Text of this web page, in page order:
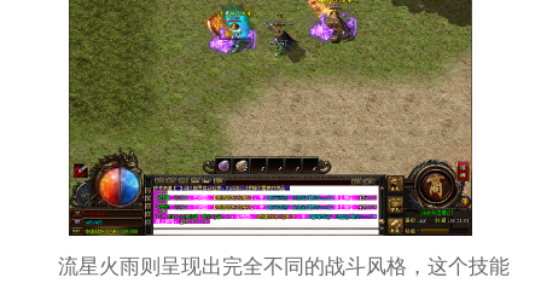
流星火雨则呈现出完全不同的战斗风格，这个技能